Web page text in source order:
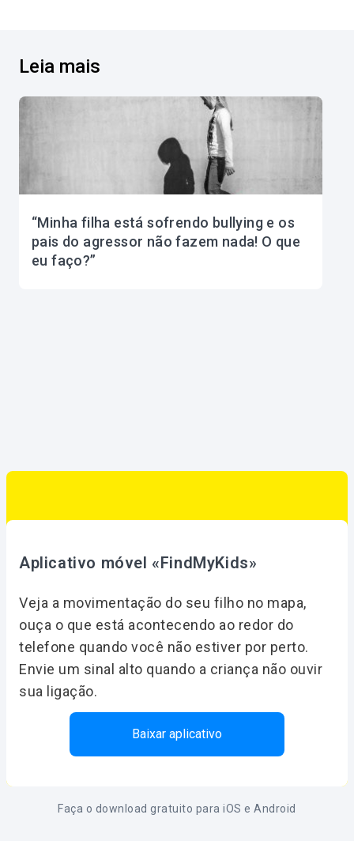
Leia mais
“Minha filha está sofrendo bullying e os
pais do agressor não fazem nada! O que
eu faço?”
Faça o download gratuito para iOS e Android
Aplicativo móvel «FindMyKids»
Veja a movimentação do seu filho no mapa,
ouça o que está acontecendo ao redor do
telefone quando você não estiver por perto.
Envie um sinal alto quando a criança não ouvir
sua ligação.
Baixar aplicativo